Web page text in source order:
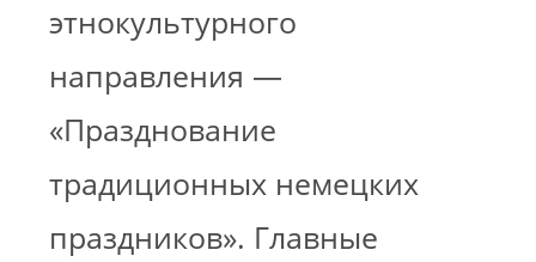
этнокультурного
направления —
«Празднование
традиционных немецких
праздников». Главные